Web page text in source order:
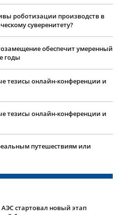
роботизации производств в
суверенитету?
обеспечит умеренный
годы
тезисы онлайн-конференции и
тезисы онлайн-конференции и
путешествиям или
АЭС стартовал новый этап